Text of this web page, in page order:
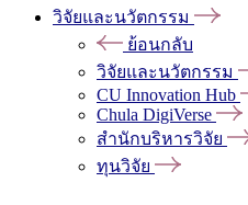
วิจัยและนวัตกรรม
ย้อนกลับ
วิจัยและนวัตกรรม
CU Innovation Hub
Chula DigiVerse
สำนักบริหารวิจัย
ทุนวิจัย